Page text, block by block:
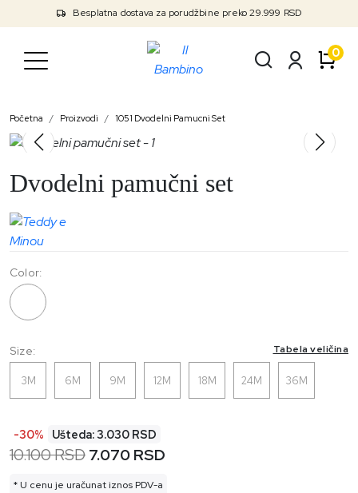
Besplatna dostava za porudžbine preko 29.999 RSD
0
Početna Proizvodi 1051 Dvodelni Pamucni Set
Dvodelni pamučni set
Size: Tabela veličina
3M 6M 9M 12M 18M 24M 36M
Color:
-30% Ušteda: 3.030 RSD
10.100 RSD7.070 RSD
* U cenu je uračunat iznos PDV-a